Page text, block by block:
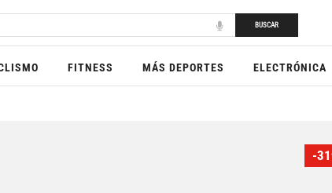
BUSCAR
FITNESS MÁS DEPORTES ELECTRÓNICA
-31